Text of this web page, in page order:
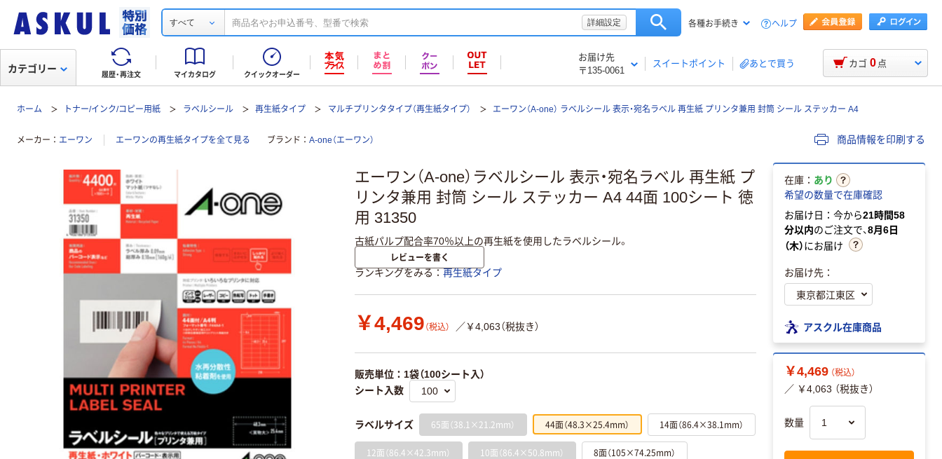
すべて 詳細設定 各種お手続き ヘルプ
履歴・再注文 マイカタログ クイックオーダー
お届け先
〒135-0061
スイートポイント あとで買う
カテゴリー カゴ 0 点
ホーム トナー/インク/コピー用紙 ラベルシール 再生紙タイプ マルチプリンタタイプ（再生紙タイプ） エーワン（A-one） ラベルシール 表示・宛名ラベル 再生紙 プリンタ兼用 封筒 シール ステッカー A4
メーカー エーワン エーワンの再生紙タイプを全て見る ブランド A-one（エーワン） 商品情報を印刷する
エーワン（A-one）ラベルシール 表示・宛名ラベル 再生紙 プ
リンタ兼用 封筒 シール ステッカー A4 44面 100シート 徳
用 31350
古紙パルプ配合率70％以上の再生紙を使用したラベルシール。
レビューを書く
ランキングをみる 再生紙タイプ
￥4,469 （税込） ／￥4,063（税抜き）
販売単位：1袋（100シート入）
シート入数
ラベルサイズ 65面（38.1×21.2mm） 44面（48.3×25.4mm） 14面（86.4×38.1mm）
12面（86.4×42.3mm） 10面（86.4×50.8mm） 8面（105×74.25mm）
在庫： あり
希望の数量で在庫確認
お届け日：今から21時間58
分以内のご注文で、8月6日
（木）にお届け
お届け先：
アスクル在庫商品
￥4,469 （税込）
／ ￥4,063 （税抜き）
数量